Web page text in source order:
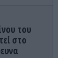
του
στο